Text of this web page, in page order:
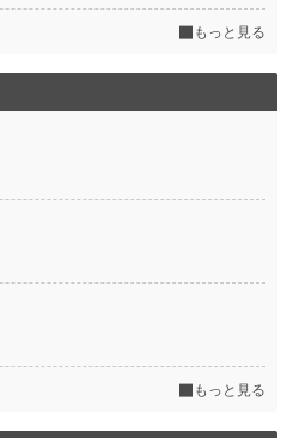
もっと見る
もっと見る